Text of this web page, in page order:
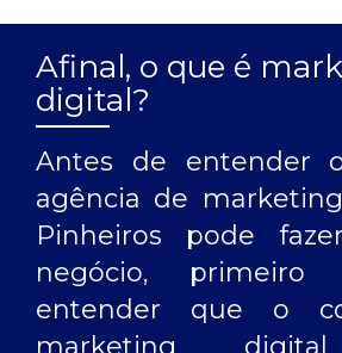
Afinal, o que é
digital?
Antes de entender
agência de
Pinheiros pode
negócio, primeiro
entender que o
marketing